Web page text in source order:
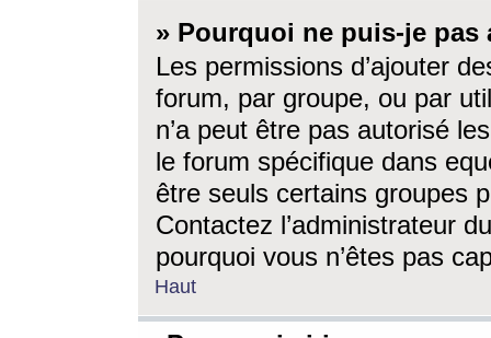
» Pourquoi ne puis-je
Les permissions d’ajouter
forum, par groupe, ou par
n’a peut être pas autorisé
le forum spécifique dans
être seuls certains groupes
Contactez l’administrateur
pourquoi vous n’êtes pas
Haut